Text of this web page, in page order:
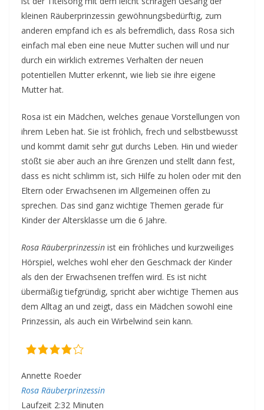
kleinen Räuberprinzessin gewöhnungsbedürftig, zum
anderen empfand ich es als befremdlich, dass Rosa sich
einfach mal eben eine neue Mutter suchen will und nur
durch ein wirklich extremes Verhalten der neuen
potentiellen Mutter erkennt, wie lieb sie ihre eigene
Mutter hat.
Rosa ist ein Mädchen, welches genaue Vorstellungen von
ihrem Leben hat. Sie ist fröhlich, frech und selbstbewusst
und kommt damit sehr gut durchs Leben. Hin und wieder
stößt sie aber auch an ihre Grenzen und stellt dann fest,
dass es nicht schlimm ist, sich Hilfe zu holen oder mit den
Eltern oder Erwachsenen im Allgemeinen offen zu
sprechen. Das sind ganz wichtige Themen gerade für
Kinder der Altersklasse um die 6 Jahre.
Rosa Räuberprinzessin ist ein fröhliches und kurzweiliges
Hörspiel, welches wohl eher den Geschmack der Kinder
als den der Erwachsenen treffen wird. Es ist nicht
übermäßig tiefgründig, spricht aber wichtige Themen aus
dem Alltag an und zeigt, dass ein Mädchen sowohl eine
Prinzessin, als auch ein Wirbelwind sein kann.
Annette Roeder
Rosa Räuberprinzessin
Laufzeit 2:32 Minuten